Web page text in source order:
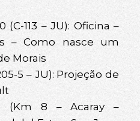
(C-113 – JU): Oficina –
– Como nasce um
Morais
5 – JU): Projeção de
(Km 8 – Acaray –